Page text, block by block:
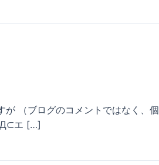
が （ブログのコメントではなく
エ […]